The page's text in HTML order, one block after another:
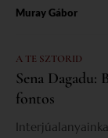
Muray Gábor
A TE SZTORID
Sena Dagadu:
fontos